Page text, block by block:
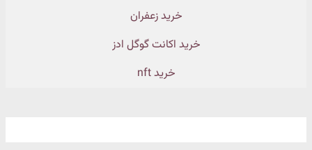
خرید زعفران
خرید اکانت گوگل ادز
خرید nft